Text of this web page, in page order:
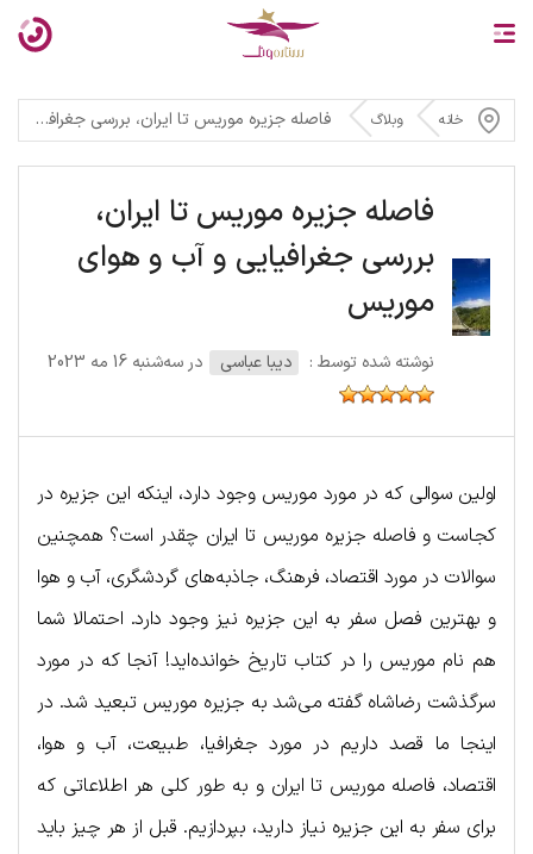
خانه وبلاگ فاصله جزیره موریس تا ایران، بررسی جغرافیایی و آب و هوای موریس
فاصله جزیره موریس تا ایران،
بررسی جغرافیایی و آب و هوای
موریس
نوشته شده توسط : دیبا عباسی در سه‌شنبه 16 مه 2023
اولین سوالی که در مورد موریس وجود دارد، اینکه این جزیره در
کجاست و فاصله جزیره موریس تا ایران چقدر است؟ همچنین
سوالات در مورد اقتصاد، فرهنگ، جاذبه‌های گردشگری، آب و هوا
و بهترین فصل سفر به این جزیره نیز وجود دارد. احتمالا شما
هم نام موریس را در کتاب تاریخ خوانده‌اید! آنجا که در مورد
سرگذشت رضاشاه گفته می‌شد به جزیره موریس تبعید شد. در
اینجا ما قصد داریم در مورد جغرافیا، طبیعت، آب و هوا،
اقتصاد، فاصله موریس تا ایران و به طور کلی هر اطلاعاتی که
برای سفر به این جزیره نیاز دارید، بپردازیم. قبل از هر چیز باید